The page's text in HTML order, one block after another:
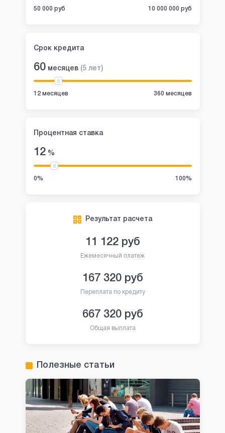
50 000 руб 10 000 000 руб
Срок кредита
60 месяцев (5 лет)
12 месяцев 360 месяцев
Процентная ставка
12%
0% 100%
Результат расчета
11 122руб
Ежемесячный платеж
167 320руб
Переплата по кредиту
667 320руб
Общая выплата
Полезные статьи